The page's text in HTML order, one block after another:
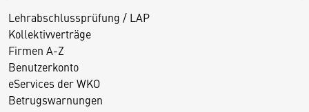
Lehrabschlussprüfung / LAP
Kollektivverträge
Firmen A-Z
Benutzerkonto
eServices der WKO
Betrugswarnungen